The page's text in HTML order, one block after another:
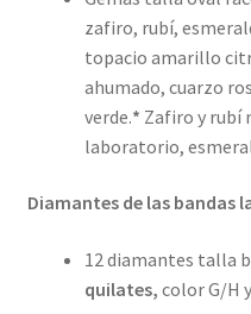
zafiro, rubí,
topacio amarillo
ahumado, cuarzo
verde.* Zafiro y rubí
laboratorio,
Diamantes de las bandas
12 diamantes talla
quilates, color G/H